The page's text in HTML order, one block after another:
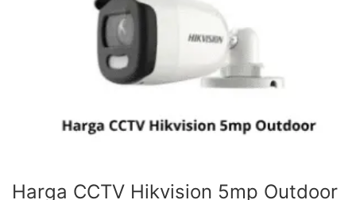
Harga CCTV Hikvision 5mp Outdoor